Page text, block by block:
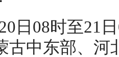
日08时至21
古中东部、河